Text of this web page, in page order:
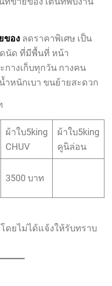
ของ ลดราคาพิเศษ เป็น
นัด ที่มีพื้นที่ หน้า
กางเก็บทุกวัน กางคน
ำหนักเบา ขนย้ายสะดวก
ผ้าใบ5king
CHUV
ผ้าใบ5king
คูนิล่อน
3500 บาท
ดยไม่ได้แจ้งให้รับทราบ